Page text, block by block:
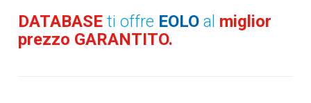
DATABASEti offre EOLO al miglior
prezzo GARANTITO.